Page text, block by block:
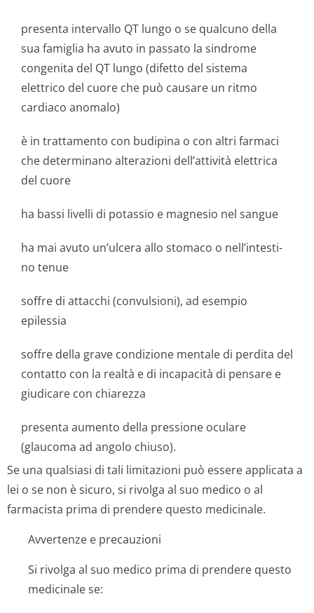
presenta intervallo QT lungo o se qualcuno della
sua famiglia ha avuto in passato la sindrome
congenita del QT lungo (difetto del sistema
elettrico del cuore che può causare un ritmo
cardiaco anomalo)
è in trattamento con budipina o con altri farmaci
che determinano alterazioni dell’attività elettrica
del cuore
ha bassi livelli di potassio e magnesio nel sangue
ha mai avuto un’ulcera allo stomaco o nell’intesti­
no tenue
soffre di attacchi (convulsioni), ad esempio
epilessia
soffre della grave condizione mentale di perdita del
contatto con la realtà e di incapacità di pensare e
giudicare con chiarezza
presenta aumento della pressione oculare
(glaucoma ad angolo chiuso).
Se una qualsiasi di tali limitazioni può essere applicata a
lei o se non è sicuro, si rivolga al suo medico o al
farmacista prima di prendere questo medicinale.
Avvertenze e precauzioni
Si rivolga al suo medico prima di prendere questo
medicinale se: